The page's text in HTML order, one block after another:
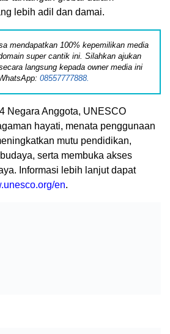
lebih adil dan damai.
mendapatkan 100% kepemilikan media
super cantik ini. Silahkan ajukan
langsung kepada owner media ini
08557777888.
Negara Anggota, UNESCO
hayati, menata penggunaan
mutu pendidikan,
serta membuka akses
Informasi lebih lanjut dapat
en.